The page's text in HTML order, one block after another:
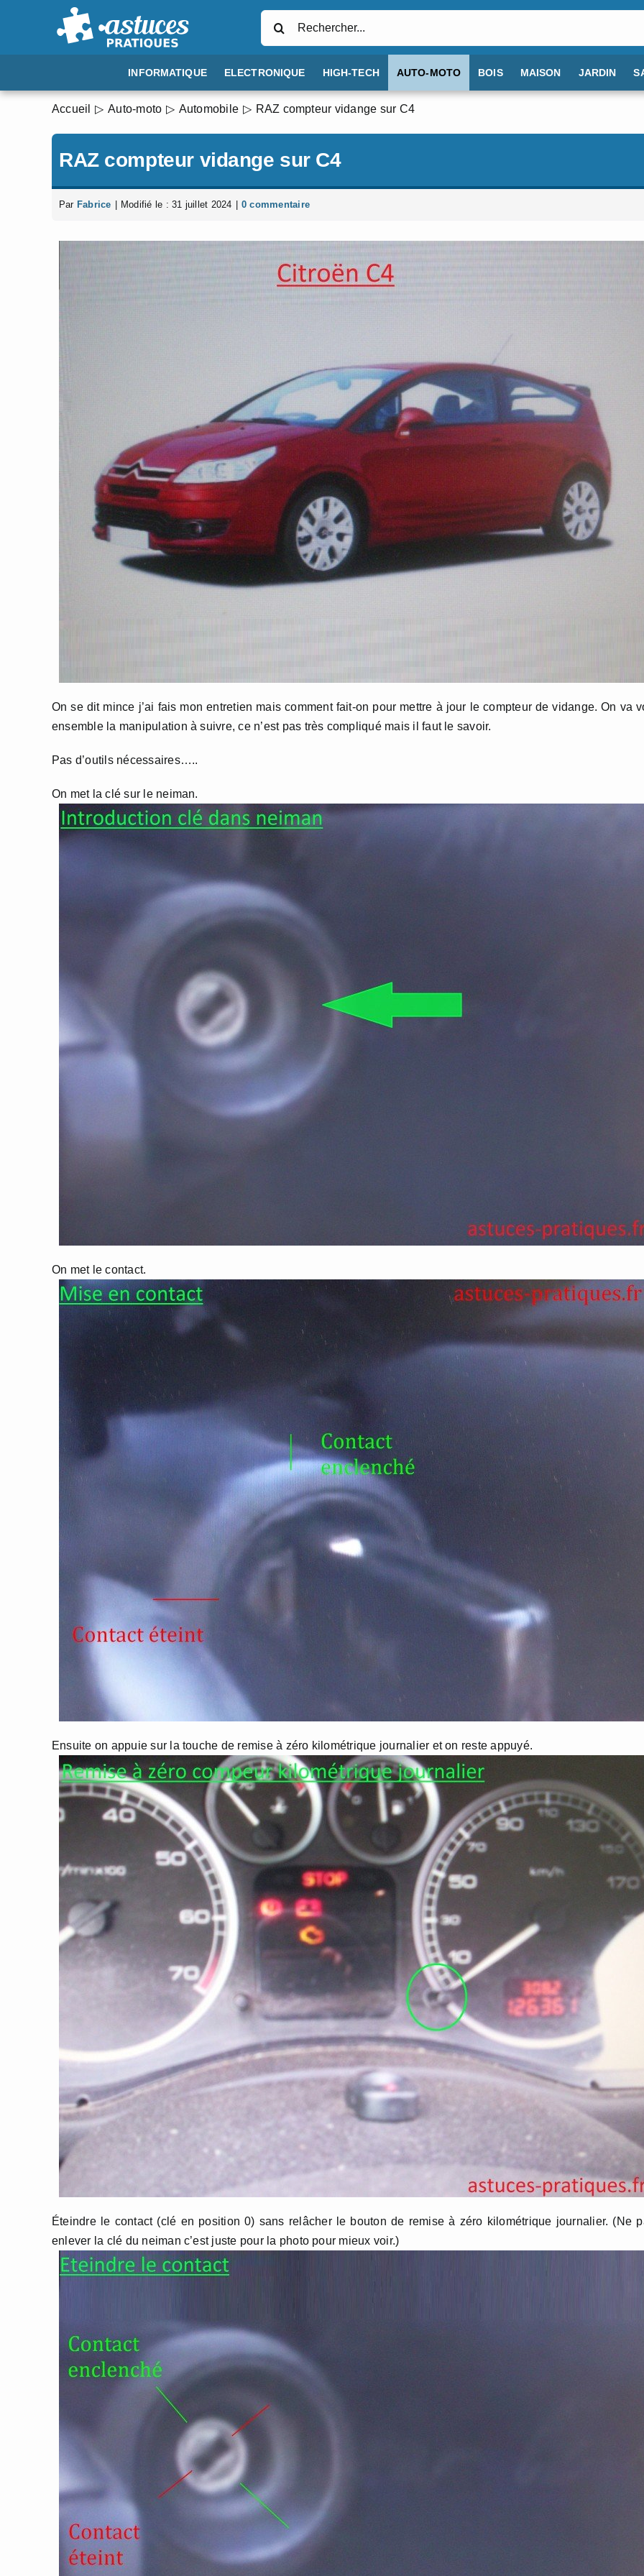
INFORMATIQUE ELECTRONIQUE HIGH-TECH AUTO-MOTO BOIS MAISON JARDIN
Accueil Auto-moto Automobile RAZ compteur vidange sur C4
RAZ compteur vidange sur C4
Par Fabrice Modifié le : 31 juillet 2024 0 commentaire
On se dit mince j’ai fais mon entretien mais comment fait-on pour mettre à jour le compteur de vidange. On va
ensemble la manipulation à suivre, ce n’est pas très compliqué mais il faut le savoir.
Pas d’outils nécessaires…..
On met la clé sur le neiman.
On met le contact.
Ensuite on appuie sur la touche de remise à zéro kilométrique journalier et on reste appuyé.
Éteindre le contact (clé en position 0) sans relâcher le bouton de remise à zéro kilométrique journalier. (Ne
enlever la clé du neiman c’est juste pour la photo pour mieux voir.)